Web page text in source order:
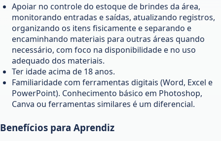
Apoiar no controle do estoque de brindes da área,
monitorando entradas e saídas, atualizando registros,
organizando os itens fisicamente e separando e
encaminhando materiais para outras áreas quando
necessário, com foco na disponibilidade e no uso
adequado dos materiais.
Ter idade acima de 18 anos.
Familiaridade com ferramentas digitais (Word, Excel e
PowerPoint). Conhecimento básico em Photoshop,
Canva ou ferramentas similares é um diferencial.
Benefícios para Aprendiz